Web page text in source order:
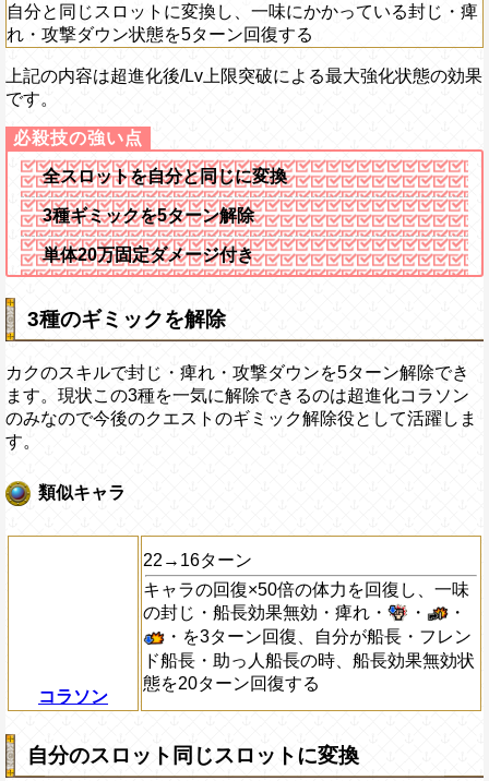
自分と同じスロットに変換し、一味にかかっている封じ・痺
れ・攻撃ダウン状態を5ターン回復する
上記の内容は超進化後/Lv上限突破による最大強化状態の効果
です。
全スロットを自分と同じに変換
3種ギミックを5ターン解除
単体20万固定ダメージ付き
3種のギミックを解除
カクのスキルで封じ・痺れ・攻撃ダウンを5ターン解除でき
ます。現状この3種を一気に解除できるのは超進化コラソン
のみなので今後のクエストのギミック解除役として活躍しま
す。
類似キャラ
コラソン
22→16ターン
キャラの回復×50倍の体力を回復し、一味
の封じ・船長効果無効・痺れ・
・
・
・を3ターン回復、自分が船長・フレン
ド船長・助っ人船長の時、船長効果無効状
態を20ターン回復する
自分のスロット同じスロットに変換